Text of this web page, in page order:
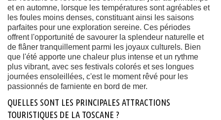
et en automne, lorsque les températures sont agréables et
les foules moins denses, constituant ainsi les saisons
parfaites pour une exploration sereine. Ces périodes
offrent l'opportunité de savourer la splendeur naturelle et
de flâner tranquillement parmi les joyaux culturels. Bien
que l'été apporte une chaleur plus intense et un rythme
plus vibrant, avec ses festivals colorés et ses longues
journées ensoleillées, c'est le moment rêvé pour les
passionnés de farniente en bord de mer.
QUELLES SONT LES PRINCIPALES ATTRACTIONS
TOURISTIQUES DE LA TOSCANE ?